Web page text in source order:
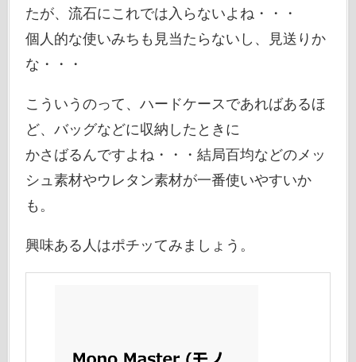
たが、流石にこれでは入らないよね・・・
個人的な使いみちも見当たらないし、見送りか
な・・・
こういうのって、ハードケースであればあるほ
ど、バッグなどに収納したときに
かさばるんですよね・・・結局百均などのメッ
シュ素材やウレタン素材が一番使いやすいか
も。
興味ある人はポチッてみましょう。